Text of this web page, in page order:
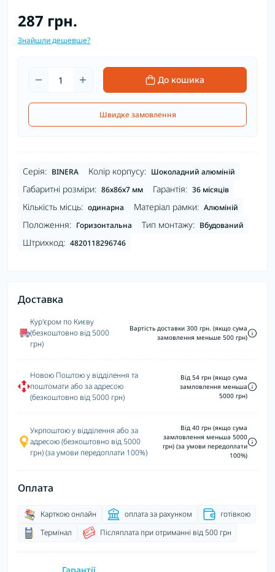
287 грн.
Знайшли дешевше?
До кошика
Швидке замовлення
Серія: BINERA Колір корпусу: Шоколадний алюміній
Габаритні розміри: 86х86х7 мм Гарантія: 36 місяців
Кількість місць: одинарна Матеріал рамки: Алюміній
Положення: Горизонтальна Тип монтажу: Вбудований
Штрихкод: 4820118296746
Доставка
Кур'єром по Києву
(безкоштовно від 5000
грн)
Вартість доставки 300 грн. (якщо сума
замовлення меньше 500 грн)
Новою Поштою у відділення та
поштомати або за адресою
(безкоштовно від 5000 грн)
Від 54 грн (якщо сума
замловлення меньша
5000 грн)
Укрпоштою у відділення або за
адресою (безкоштовно від 5000
грн) (за умови передоплати 100%)
Від 40 грн (якщо сума
замловлення меньша 5000
грн) (за умови передоплати
100%)
Оплата
Карткою онлайн оплата за рахунком
готівкою
Термінал
Післяплата при отриманні від 500 грн